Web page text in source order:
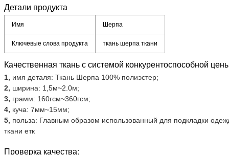
Детали продукта
Имя Шерпа
Ключевые слова продукта ткань шерпа ткани
Качественная ткань с системой конкурентоспособной
1, имя деталя: Ткань Шерпа 100% полиэстер;
2, ширина: 1,5м~2.0м;
3, грамм: 160гсм~360гсм;
4, куча: 7мм~15мм;
5, польза: Главным образом использованный для подкладки
ткани етк
Проверка качества: